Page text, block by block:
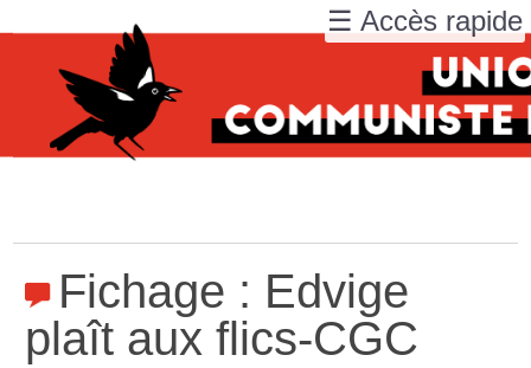
Fichage : Edvige
plaît aux flics-CGC
☰ Accès rapide